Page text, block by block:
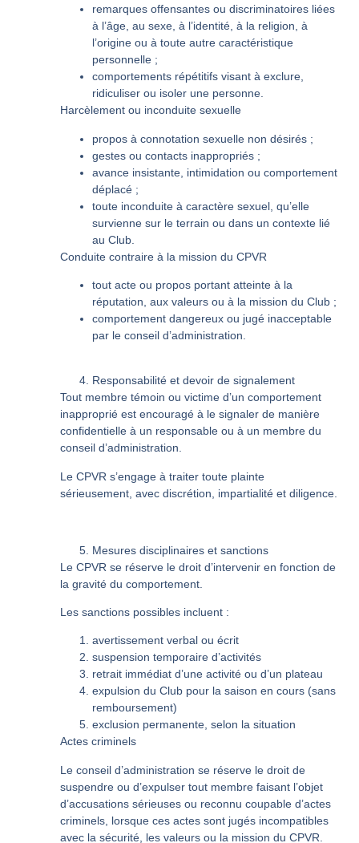
remarques offensantes ou discriminatoires liées
à l’âge, au sexe, à l’identité, à la religion, à
l’origine ou à toute autre caractéristique
personnelle ;
comportements répétitifs visant à exclure,
ridiculiser ou isoler une personne.
Harcèlement ou inconduite sexuelle
propos à connotation sexuelle non désirés ;
gestes ou contacts inappropriés ;
avance insistante, intimidation ou comportement
déplacé ;
toute inconduite à caractère sexuel, qu’elle
survienne sur le terrain ou dans un contexte lié
au Club.
Conduite contraire à la mission du CPVR
tout acte ou propos portant atteinte à la
réputation, aux valeurs ou à la mission du Club ;
comportement dangereux ou jugé inacceptable
par le conseil d’administration.
Responsabilité et devoir de signalement
Tout membre témoin ou victime d’un comportement
inapproprié est encouragé à le signaler de manière
confidentielle à un responsable ou à un membre du
conseil d’administration.
Le CPVR s’engage à traiter toute plainte
sérieusement, avec discrétion, impartialité et diligence.
Mesures disciplinaires et sanctions
Le CPVR se réserve le droit d’intervenir en fonction de
la gravité du comportement.
Les sanctions possibles incluent :
avertissement verbal ou écrit
suspension temporaire d’activités
retrait immédiat d’une activité ou d’un plateau
expulsion du Club pour la saison en cours (sans
remboursement)
exclusion permanente, selon la situation
Actes criminels
Le conseil d’administration se réserve le droit de
suspendre ou d’expulser tout membre faisant l’objet
d’accusations sérieuses ou reconnu coupable d’actes
criminels, lorsque ces actes sont jugés incompatibles
avec la sécurité, les valeurs ou la mission du CPVR.